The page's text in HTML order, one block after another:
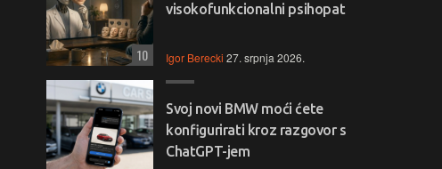
visokofunkcionalni psihopat
Igor Berecki 27. srpnja 2026.
10
Svoj novi BMW moći ćete
konfigurirati kroz razgovor s
ChatGPT-jem